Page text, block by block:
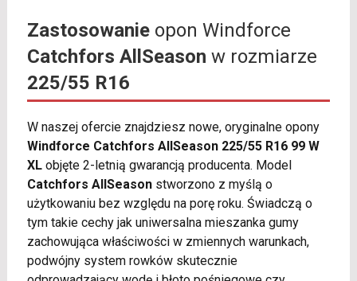
Zastosowanieopon Windforce
Catchfors AllSeason w rozmiarze
225/55 R16
W naszej ofercie znajdziesz nowe, oryginalne opony
Windforce Catchfors AllSeason 225/55 R16 99 W
XLobjęte 2-letnią gwarancją producenta. Model
Catchfors AllSeasonstworzono z myślą o
użytkowaniu bez względu na porę roku. Świadczą o
tym takie cechy jak uniwersalna mieszanka gumy
zachowująca właściwości w zmiennych warunkach,
podwójny system rowków skutecznie